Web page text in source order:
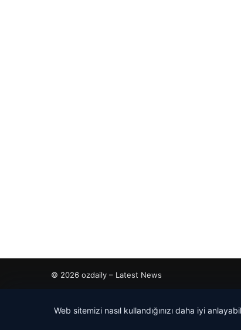
© 2026 ozdaily – Latest News
Web sitemizi nasıl kullandığınızı daha iyi